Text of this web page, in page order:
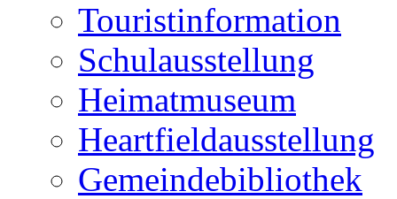
Touristinformation
Schulausstellung
Heimatmuseum
Heartfieldausstellung
Gemeindebibliothek